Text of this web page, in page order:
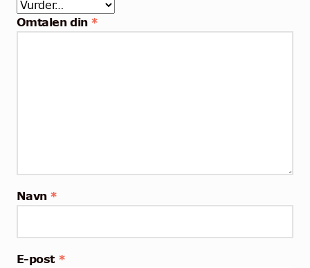
Omtalen din *
Navn *
E-post *